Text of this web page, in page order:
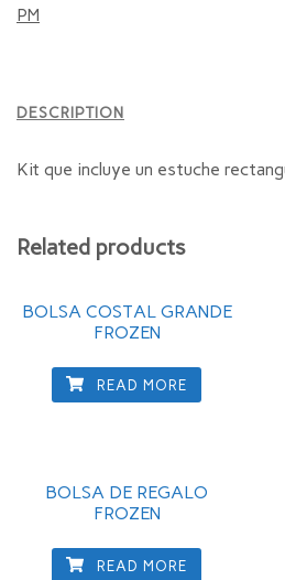
PM
DESCRIPTION
Kit que incluye un estuche
Related products
BOLSA COSTAL GRANDE
FROZEN
READ MORE
BOLSA DE REGALO
FROZEN
READ MORE